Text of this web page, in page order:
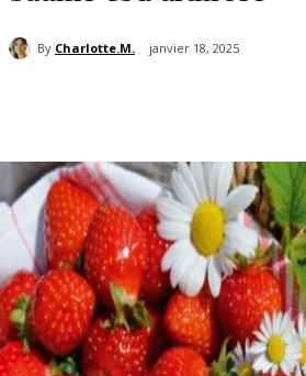
By Charlotte.M. janvier 18, 2025